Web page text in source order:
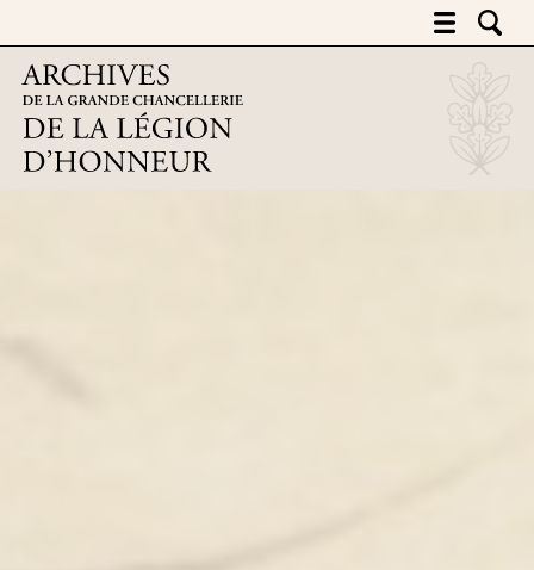
Archives de la grande